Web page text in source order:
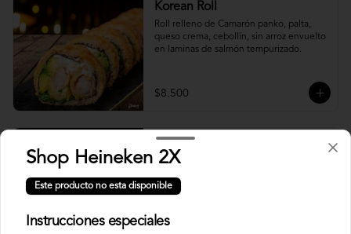
Korean Roll
Roll relleno de Camarón panko, palta,
queso crema, cebollín, sin arroz envuelto
en laminas de salmón tempurizado.
$8.500
Crunch Roll
Roll relleno de Pollo apanado , queso
crema, cebollín, almendras triturada, sin
arroz, envuelto en palta.
Shop Heineken 2X
Este producto no esta disponible
Instrucciones especiales